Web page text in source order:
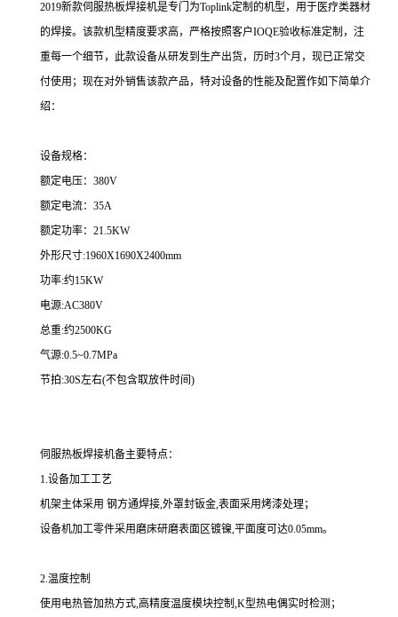
2019新款伺服热板焊接机是专门为Toplink定制的机型，用于医疗类器材
的焊接。该款机型精度要求高，严格按照客户IOQE验收标准定制，注
重每一个细节，此款设备从研发到生产出货，历时3个月，现已正常交
付使用；现在对外销售该款产品，特对设备的性能及配置作如下简单介
绍：
设备规格：
额定电压：380V
额定电流：35A
额定功率：21.5KW
外形尺寸:1960X1690X2400mm
功率:约15KW
电源:AC380V
总重:约2500KG
气源:0.5~0.7MPa
节拍:30S左右(不包含取放件时间)
伺服热板焊接机备主要特点：
1.设备加工工艺
机架主体采用 钢方通焊接,外罩封钣金,表面采用烤漆处理；
设备机加工零件采用磨床研磨表面区镀镍,平面度可达0.05mm。
2.温度控制
使用电热管加热方式,高精度温度模块控制,K型热电偶实时检测；